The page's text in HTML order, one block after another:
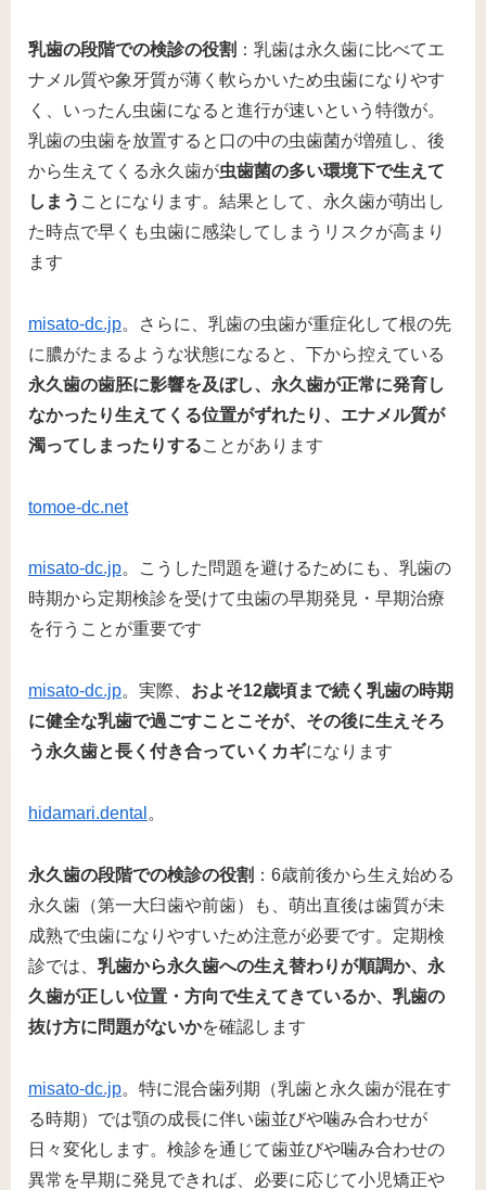
乳歯の段階での検診の役割 ：乳歯は永久歯に比べてエ
ナメル質や象牙質が薄く軟らかいため虫歯になりやす
く、いったん虫歯になると進行が速いという特徴が。
乳歯の虫歯を放置すると口の中の虫歯菌が増殖し、後
から生えてくる永久歯が虫歯菌の多い環境下で生えて
しまう ことになります​。結果として、永久歯が萌出し
た時点で早くも虫歯に感染してしまうリスクが高まり
ます​
misato-dc.jp。さらに、乳歯の虫歯が重症化して根の先
に膿がたまるような状態になると、下から控えている
永久歯の歯胚に影響を及ぼし、永久歯が正常に発育し
なかったり生えてくる位置がずれたり、エナメル質が
濁ってしまったりすることがあります​
tomoe-dc.net
misato-dc.jp。こうした問題を避けるためにも、乳歯の
時期から定期検診を受けて虫歯の早期発見・早期治療
を行うことが重要です​
misato-dc.jp。実際、 およそ12歳頃まで続く乳歯の時期
に健全な乳歯で過ごすことこそが、その後に生えそろ
う永久歯と長く付き合っていくカギになります​
hidamari.dental 。
永久歯の段階での検診の役割 ：6歳前後から生え始める
永久歯（第一大臼歯や前歯）も、萌出直後は歯質が未
成熟で虫歯になりやすいため注意が必要です。定期検
診では、 乳歯から永久歯への生え替わりが順調か、永
久歯が正しい位置・方向で生えてきているか、乳歯の
抜け方に問題がないかを確認します​
misato-dc.jp。特に混合歯列期（乳歯と永久歯が混在す
る時期）では顎の成長に伴い歯並びや噛み合わせが
日々変化します。検診を通じて歯並びや噛み合わせの
異常を早期に発見できれば、必要に応じて小児矯正や